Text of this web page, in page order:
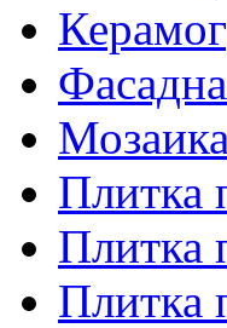
Мозаика
Плитка
Плитка
Плитка